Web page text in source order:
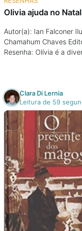
Olivia ajuda no Natal
Autor(a): Ian Falconer
Chamahum Chaves
Resenha: Olívia é a
Clara Di Lernia
Leitura de 59